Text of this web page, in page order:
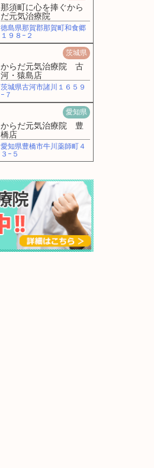
那須町に心を捧ぐから
だ元気治療院
徳島県那賀郡那賀町和食郷
１９８−２
茨城県
からだ元気治療院 古
河・猿島店
茨城県古河市諸川１６５９
−７
愛知県
からだ元気治療院 豊
橋店
愛知県豊橋市牛川薬師町４
３−５